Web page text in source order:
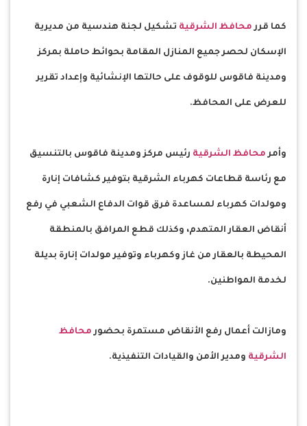
كما قرر محافظ الشرقية تشكيل لجنة هندسية من مديرية
الإسكان لحصر جميع المنازل المقامة بحوائط حاملة بمركز
ومدينة فاقوس للوقوف على حالتها الإنشائية وإعداد تقرير
للعرض على المحافظ.
وأمر محافظ الشرقية رئيس مركز ومدينة فاقوس بالتنسيق
مع رئاسة قطاعات كهرباء الشرقية بتوفير كشافات إنارة
ومولدات كهرباء لمساعدة فرق قوات الدفاع الشعبي في رفع
أنقاض العقار المتهدم، وكذلك قطع المرافق بالمنطقة
المحيطة بالعقار من غاز وكهرباء وتوفير مولدات إنارة بديلة
لخدمة المواطنين.
ومازالت أعمال رفع الأنقاض مستمرة بحضور محافظ
الشرقية ومدير الأمن والقيادات التنفيذية.